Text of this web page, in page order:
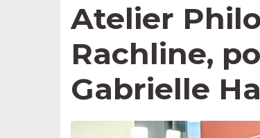
Atelier
Rachline,
Gabrielle